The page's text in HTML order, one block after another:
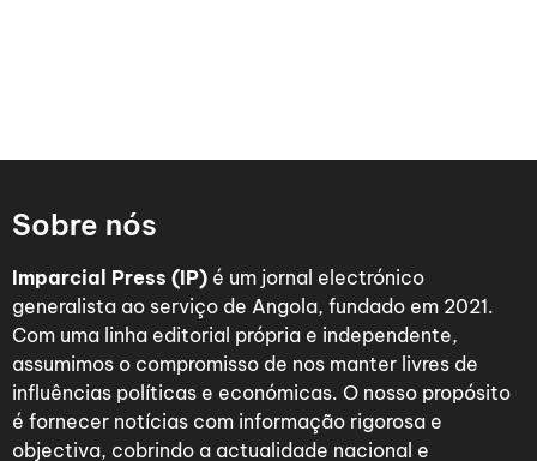
Sobre nós
Imparcial Press (IP) é um jornal electrónico
generalista ao serviço de Angola, fundado em 2021.
Com uma linha editorial própria e independente,
assumimos o compromisso de nos manter livres de
influências políticas e económicas. O nosso propósito
é fornecer notícias com informação rigorosa e
objectiva, cobrindo a actualidade nacional e